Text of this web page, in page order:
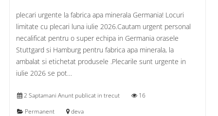
plecari urgente la fabrica apa minerala Germania! Locuri
limitate cu plecari luna iulie 2026.Cautam urgent personal
necalificat pentru o super echipa in Germania orasele
Stuttgard si Hamburg pentru fabrica apa minerala, la
ambalat si etichetat produsele .Plecarile sunt urgente in
iulie 2026 se pot…
2 Saptamani Anunt publicat in trecut
16
Permanent
deva